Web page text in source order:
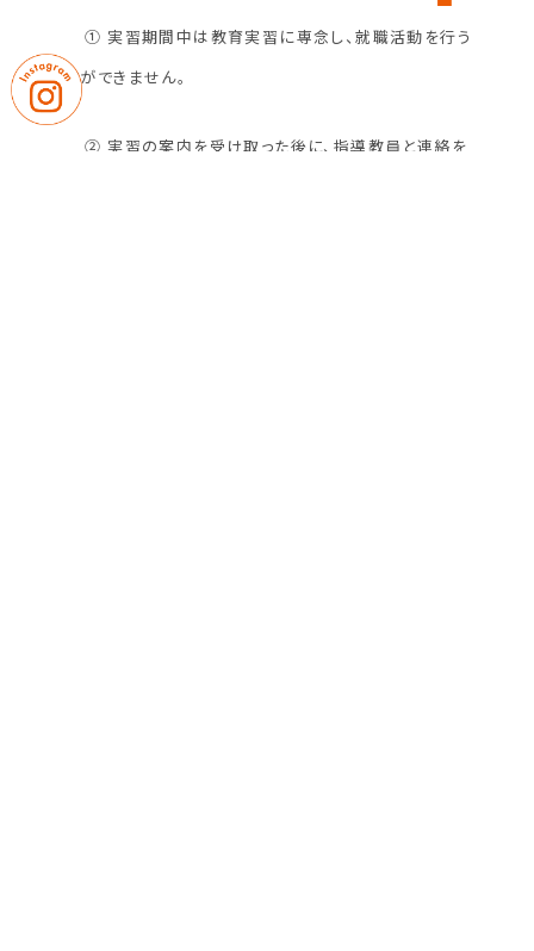
① 実習期間中は教育実習に専念し、就職活動を行う
ことができません。
② 実習の案内を受け取った後に、指導教員と連絡を